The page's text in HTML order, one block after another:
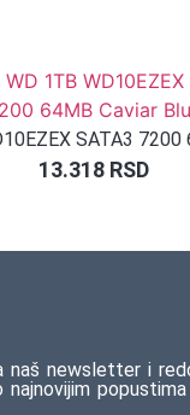
SATA3 7200
13.318 RSD
naš newsletter i
najnovijim